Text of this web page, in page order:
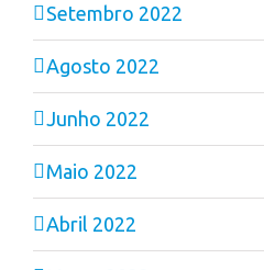
Setembro 2022
Agosto 2022
Junho 2022
Maio 2022
Abril 2022